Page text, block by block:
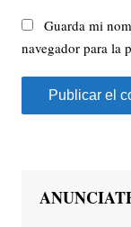
Guarda mi
navegador para la